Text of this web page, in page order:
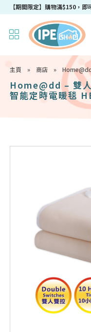
成為IPEshop會員，新會員即
主頁 » 商店 »
Home@dd – 雙
智能定時電暖毯